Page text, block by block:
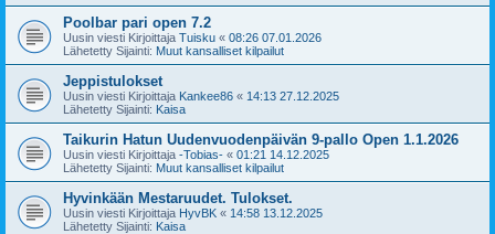
Poolbar pari open 7.2
Uusin viesti Kirjoittaja Tuisku « 08:26 07.01.2026
Lähetetty Sijainti: Muut kansalliset kilpailut
Jeppistulokset
Uusin viesti Kirjoittaja Kankee86 « 14:13 27.12.2025
Lähetetty Sijainti: Kaisa
Taikurin Hatun Uudenvuodenpäivän 9-pallo Open 1.1.2026
Uusin viesti Kirjoittaja -Tobias- « 01:21 14.12.2025
Lähetetty Sijainti: Muut kansalliset kilpailut
Hyvinkään Mestaruudet. Tulokset.
Uusin viesti Kirjoittaja HyvBK « 14:58 13.12.2025
Lähetetty Sijainti: Kaisa